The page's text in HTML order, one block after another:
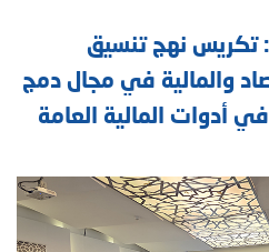
تكريس نهج تنسيق
والمالية في مجال دمج
في أدوات المالية العامة